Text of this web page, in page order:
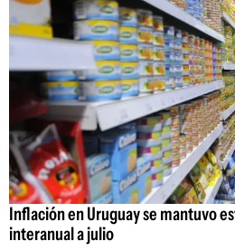
Inflación en Uruguay se mantuvo
interanual a julio